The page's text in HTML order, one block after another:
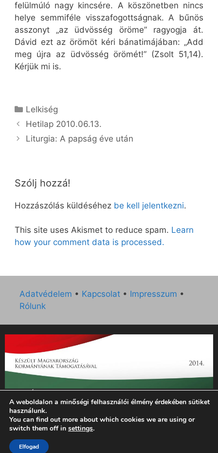
felülmúló nagy kincsére. A köszönetben nincs
helye semmiféle visszafogottságnak. A bűnös
asszonyt „az üdvösség öröme” ragyogja át.
Dávid ezt az örömöt kéri bánatimájában: „Add
meg újra az üdvösség örömét!” (Zsolt 51,14).
Kérjük mi is.
Kategória
Lelkiség
Hetilap 2010.06.13.
Liturgia: A papság éve után
Szólj hozzá!
Hozzászólás küldéséhez be kell jelentkezni.
This site uses Akismet to reduce spam. Learn
how your comment data is processed.
Adatvédelem • Kapcsolat • Impresszum •
Rólunk
„Az Új Ember katolikus hetilap 2014. évi működésének
támogatását az EGYH-KCP-14-P-0121 sz. támogatási
szerződés keretében 3 000 000 Ft összegben támogatta az
Emberi Erőforrások Minisztériuma.”
© 2026 Magyar Kurír - Új Ember
A weboldalon a minőségi felhasználói élmény érdekében sütiket
használunk.
You can find out more about which cookies we are using or
switch them off in settings.
Elfogad